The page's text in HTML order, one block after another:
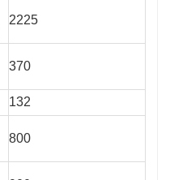
2225
370
132
800